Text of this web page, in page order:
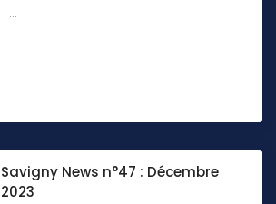
...
Savigny News n°47 : Décembre
2023